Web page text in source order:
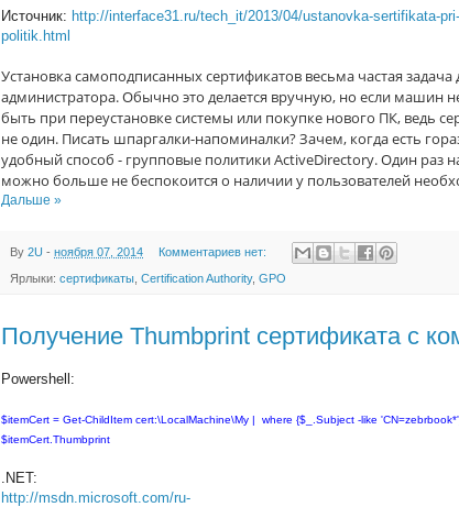
Источник: http://interface31.ru/tech_it/2013/04/ustanovka-sertifikata-
politik.html
Установка самоподписанных сертификатов весьма частая задача
администратора. Обычно это делается вручную, но если машин
быть при переустановке системы или покупке нового ПК, ведь
не один. Писать шпаргалки-напоминалки? Зачем, когда есть
удобный способ - групповые политики ActiveDirectory. Один раз
можно больше не беспокоится о наличии у пользователей
Дальше »
By 2U - ноября 07, 2014 Комментариев нет:
Ярлыки: сертификаты, Certification Authority, GPO
Получение Thumbprint сертификата с
Powershell:
$itemCert = Get-ChildItem cert:\LocalMachine\My | where {$_.Subject -like
$itemCert.Thumbprint
.NET:
http://msdn.microsoft.com/ru-